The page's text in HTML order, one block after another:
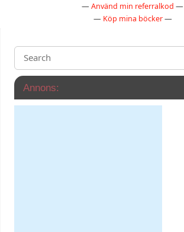
— Använd min referralkod —
— Köp mina böcker—
Annons: